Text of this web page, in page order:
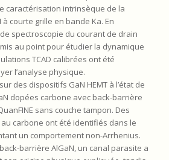
caractérisation intrinsèque de la
à courte grille en bande Ka. En
spectroscopie du courant de drain
au point pour étudier la dynamique
TCAD calibrées ont été
l’analyse physique.
des dispositifs GaN HEMT à l’état de
dopées carbone avec back-barrière
sans couche tampon. Des
carbone ont été identifiés dans le
un comportement non-Arrhenius.
barrière AlGaN, un canal parasite a